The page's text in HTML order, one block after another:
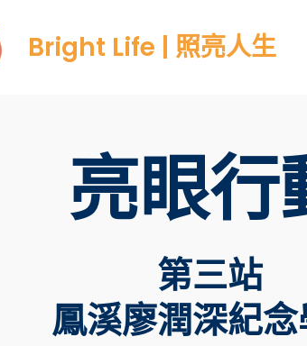
Bright Life | 照亮人生
亮眼行
第三站
鳳溪廖潤深紀